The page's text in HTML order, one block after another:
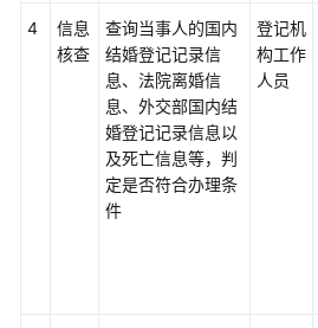
业
务
对
象
L3
梳
理
和
4
信息
核查
查询当事人的国内
结婚登记记录信
息、法院离婚信
息、外交部国内结
婚登记记录信息以
及死亡信息等，判
定是否符合办理条
件
登记机
构工作
人员